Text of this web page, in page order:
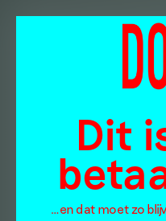
Dit
…en dat moet zo